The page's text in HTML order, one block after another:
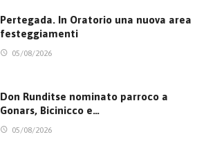
Pertegada. In Oratorio una nuova area
festeggiamenti
05/08/2026
Don Runditse nominato parroco a
Gonars, Bicinicco e…
05/08/2026